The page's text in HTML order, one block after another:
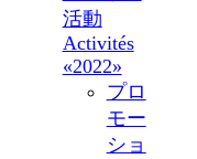
活動
Activités
«2022»
プロ
モー
ショ